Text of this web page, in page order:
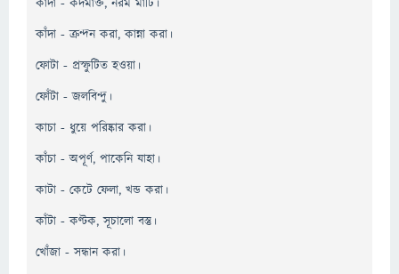
কাদা - কর্দমাক্ত, নরম মাটি।
কাঁদা - ক্রন্দন করা, কান্না করা।
ফোটা - প্রস্ফুটিত হওয়া।
ফোঁটা - জলবিন্দু।
কাচা - ধুয়ে পরিষ্কার করা।
কাঁচা - অপূর্ণ, পাকেনি যাহা।
কাটা - কেটে ফেলা, খন্ড করা।
কাঁটা - কণ্টক, সূচালো বস্তু।
খোঁজা - সন্ধান করা।